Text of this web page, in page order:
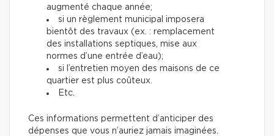
augmenté chaque année;
si un règlement municipal imposera
bientôt des travaux (ex. : remplacement
des installations septiques, mise aux
normes d’une entrée d’eau);
si l’entretien moyen des maisons de ce
quartier est plus coûteux.
Etc.
Ces informations permettent d’anticiper des
dépenses que vous n’auriez jamais imaginées.